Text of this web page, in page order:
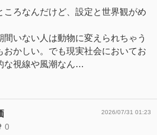
ころなんだけど、設定と世界観がめ
いない人は動物に変えられちゃう
おかしい。でも現実社会においてお
な視線や風潮なん…
0
2026/07/31 01:23